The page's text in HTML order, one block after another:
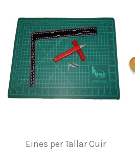
Eines per Tallar Cuir